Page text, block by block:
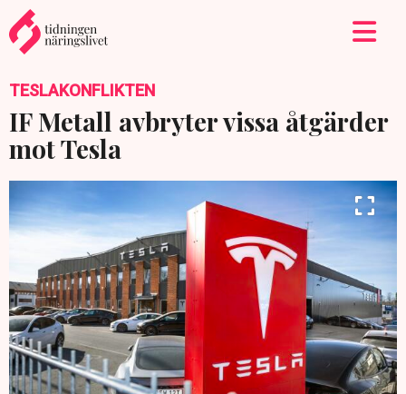
TESLAKONFLIKTEN
IF Metall avbryter vissa åtgärder
mot Tesla